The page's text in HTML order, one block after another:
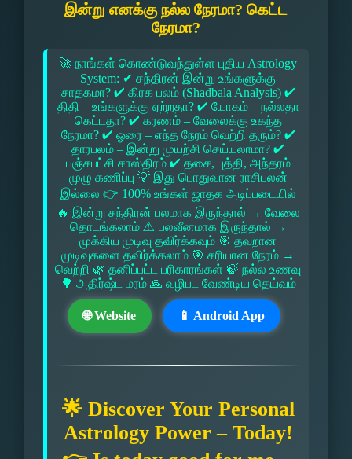
இன்று எனக்கு நல்ல நேரமா? கெட்ட
நேரமா?
🚀 நாங்கள் கொண்டுவந்துள்ள புதிய Astrology
System: ✔ சந்திரன் இன்று உங்களுக்கு
சாதகமா? ✔ கிரக பலம் (Shadbala Analysis) ✔
திதி – உங்களுக்கு ஏற்றதா? ✔ யோகம் – நல்லதா
கெட்டதா? ✔ கரணம் – வேலைக்கு உகந்த
நேரமா? ✔ ஓரை – எந்த நேரம் வெற்றி தரும்? ✔
தாரபலம் – இன்று முயற்சி செய்யலாமா? ✔
பஞ்சபட்சி சாஸ்திரம் ✔ தசை, புத்தி, அந்தரம்
முழு கணிப்பு 💡 இது பொதுவான ராசிபலன்
இல்லை 👉 100% உங்கள் ஜாதக அடிப்படையில்
🔥 இன்று சந்திரன் பலமாக இருந்தால் → வேலை
தொடங்கலாம் ⚠ பலவீனமாக இருந்தால் →
முக்கிய முடிவு தவிர்க்கவும் 🎯 தவறான
முடிவுகளை தவிர்க்கலாம் 🎯 சரியான நேரம் →
வெற்றி 🌿 தனிப்பட்ட பரிகாரங்கள் 🍃 நல்ல உணவு
🌳 அதிர்ஷ்ட மரம் 🙏 வழிபட வேண்டிய தெய்வம்
🌐 Website 📱 Android App
🌟 Discover Your Personal
Astrology Power – Today!